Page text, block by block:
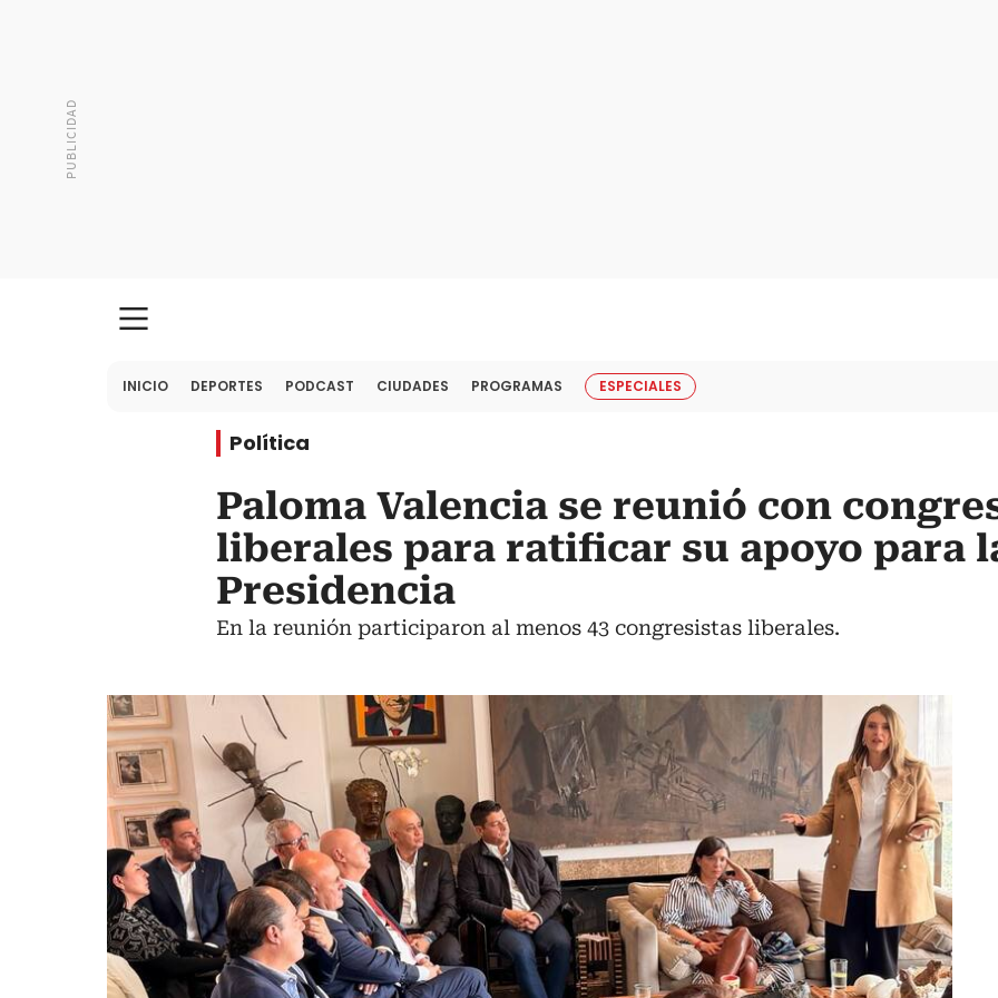
INICIO DEPORTES PODCAST CIUDADES PROGRAMAS ESPECIALES
Política
Paloma Valencia se reunió con
liberales para ratificar su apoyo para
Presidencia
En la reunión participaron al menos 43 congresistas liberales.